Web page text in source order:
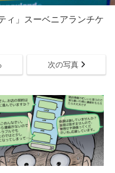
ィ」スーベニアランチケ
次の写真